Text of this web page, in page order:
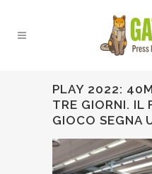
PLAY 2022:
TRE GIORNI. IL
GIOCO SEGNA